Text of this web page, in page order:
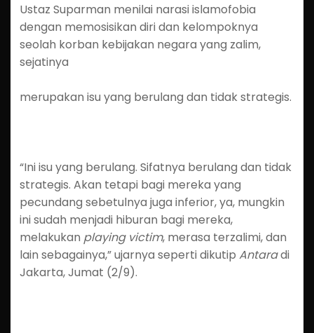
Ustaz Suparman menilai narasi islamofobia
dengan memosisikan diri dan kelompoknya
seolah korban kebijakan negara yang zalim,
sejatinya
merupakan isu yang berulang dan tidak strategis.
“Ini isu yang berulang. Sifatnya berulang dan tidak
strategis. Akan tetapi bagi mereka yang
pecundang sebetulnya juga inferior, ya, mungkin
ini sudah menjadi hiburan bagi mereka,
melakukan playing victim, merasa terzalimi, dan
lain sebagainya,” ujarnya seperti dikutip Antaradi
Jakarta, Jumat (2/9).